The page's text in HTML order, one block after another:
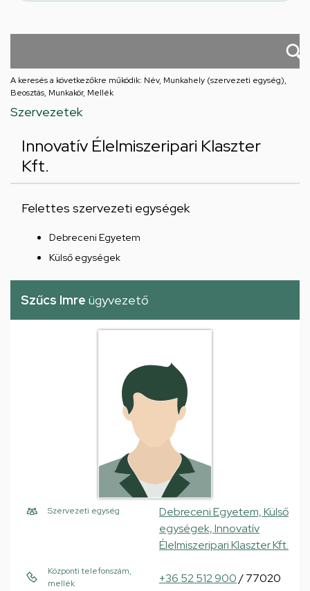
A keresés a következőkre működik: Név, Munkahely (szervezeti egység),
Beosztás, Munkakör, Mellék
Szervezetek
Innovatív Élelmiszeripari Klaszter
Kft.
Felettes szervezeti egységek
Debreceni Egyetem
Külső egységek
Szűcs Imre ügyvezető
Szervezeti egység
Debreceni Egyetem, Külső
egységek, Innovatív
Élelmiszeripari Klaszter Kft.
Központi telefonszám,
mellék
+36 52 512 900/ 77020